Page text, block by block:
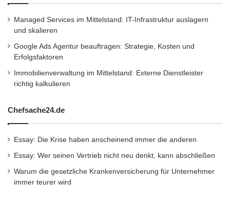
Managed Services im Mittelstand: IT-Infrastruktur auslagern
und skalieren
Google Ads Agentur beauftragen: Strategie, Kosten und
Erfolgsfaktoren
Immobilienverwaltung im Mittelstand: Externe Dienstleister
richtig kalkulieren
Chefsache24.de
Essay: Die Krise haben anscheinend immer die anderen
Essay: Wer seinen Vertrieb nicht neu denkt, kann abschließen
Warum die gesetzliche Krankenversicherung für Unternehmer
immer teurer wird